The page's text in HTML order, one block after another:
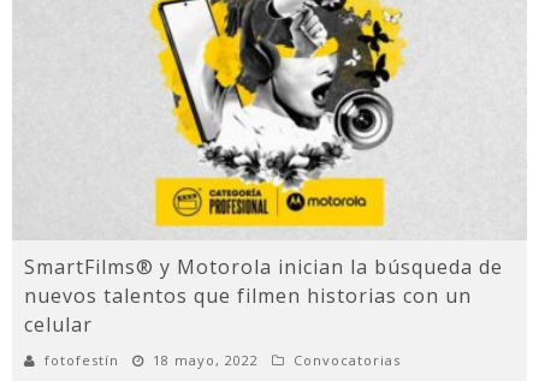
SmartFilms® y Motorola inician la búsqueda de
nuevos talentos que filmen historias con un
celular
fotofestín 18 mayo, 2022 Convocatorias